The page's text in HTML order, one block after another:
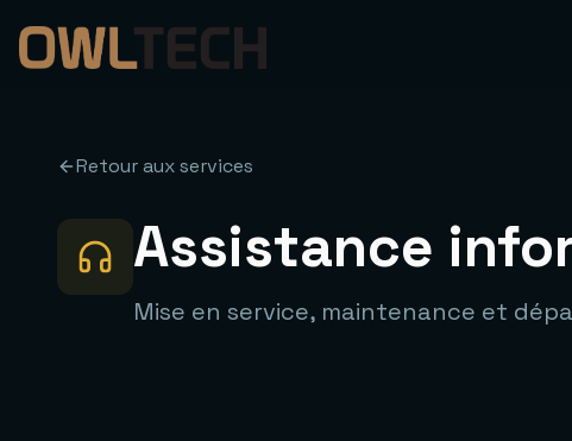
Retour aux services
Assistance
Mise en service, maintenance et